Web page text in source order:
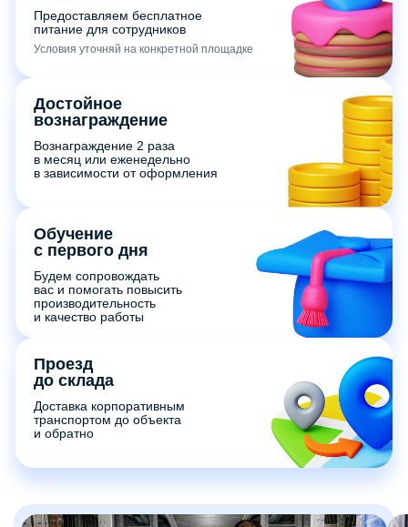
Предоставляем бесплатное
питание для сотрудников
Условия уточняй на конкретной площадке
Достойное
вознаграждение
Вознаграждение 2 раза
в месяц или еженедельно
в зависимости от оформления
Обучение
с первого дня
Будем сопровождать
вас и помогать повысить
производительность
и качество работы
Проезд
до склада
Доставка корпоративным
транспортом до объекта
и обратно